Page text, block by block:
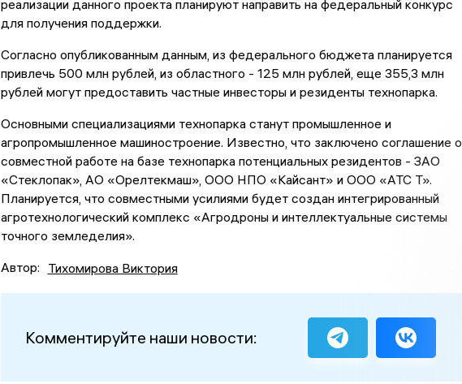
реализации данного проекта планируют направить на федеральный конкурс
для получения поддержки.
Согласно опубликованным данным, из федерального бюджета планируется
привлечь 500 млн рублей, из областного - 125 млн рублей, еще 355,3 млн
рублей могут предоставить частные инвесторы и резиденты технопарка.
Основными специализациями технопарка станут промышленное и
агропромышленное машиностроение. Известно, что заключено соглашение о
совместной работе на базе технопарка потенциальных резидентов - ЗАО
«Стеклопак», АО «Орелтекмаш», ООО НПО «Кайсант» и ООО «АТС Т».
Планируется, что совместными усилиями будет создан интегрированный
агротехнологический комплекс «Агродроны и интеллектуальные системы
точного земледелия».
Автор: Тихомирова Виктория
Комментируйте наши новости: